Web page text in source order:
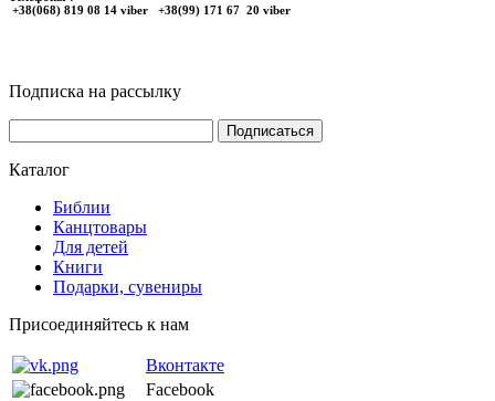
+38(068) 819 08 14 viber +38(99) 171 67 20 viber
Подписка на рассылку
Каталог
Библии
Канцтовары
Для детей
Книги
Подарки, сувениры
Присоединяйтесь к нам
Вконтакте
Facebook